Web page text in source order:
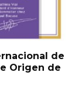
de
Origen de